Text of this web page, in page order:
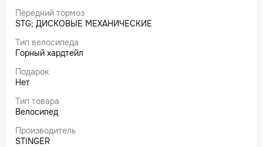
Передний тормоз
STG; ДИСКОВЫЕ МЕХАНИЧЕСКИЕ
Тип велосипеда
Горный хардтейл
Подарок
Нет
Тип товара
Велосипед
Производитель
STINGER